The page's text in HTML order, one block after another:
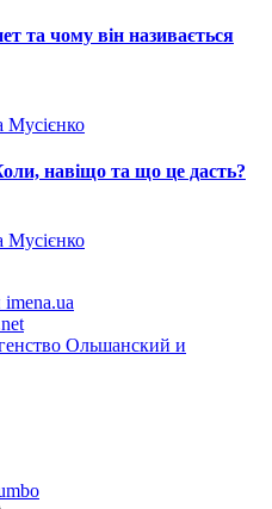
та чому він називається
Мусієнко
навіщо та що це даcть?
Мусієнко